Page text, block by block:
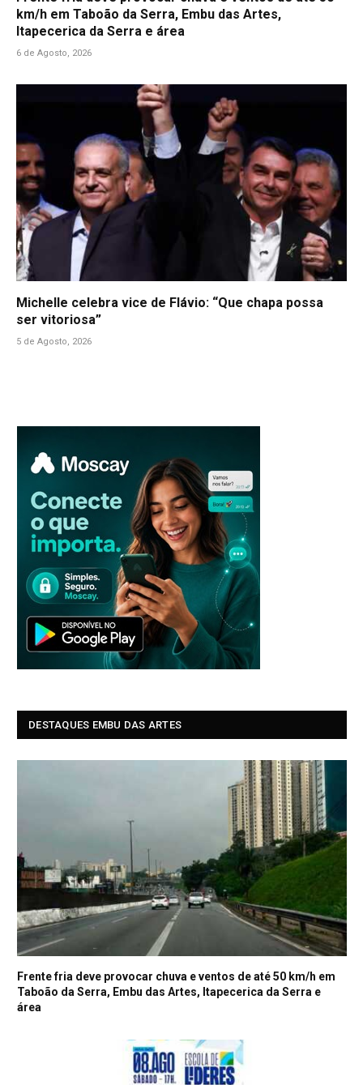
km/h em Taboão da Serra, Embu das Artes,
Itapecerica da Serra e área
6 de Agosto, 2026
Michelle celebra vice de Flávio: “Que chapa possa
ser vitoriosa”
5 de Agosto, 2026
DESTAQUES EMBU DAS ARTES
Frente fria deve provocar chuva e ventos de até 50 km/h em
Taboão da Serra, Embu das Artes, Itapecerica da Serra e
área